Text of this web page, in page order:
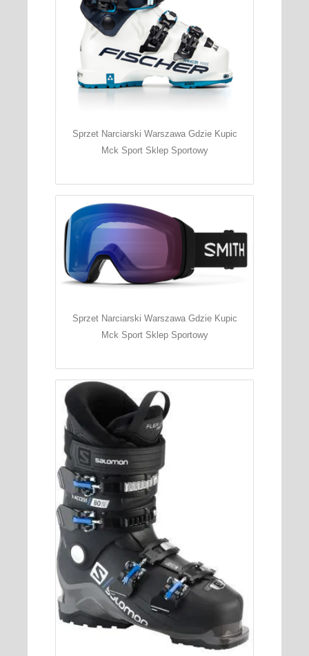
Sprzet Narciarski Warszawa Gdzie Kupic
Mck Sport Sklep Sportowy
Sprzet Narciarski Warszawa Gdzie Kupic
Mck Sport Sklep Sportowy